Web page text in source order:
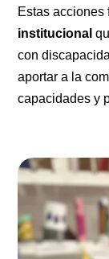
Estas acciones
institucional
con
aportar a la
capacidades y